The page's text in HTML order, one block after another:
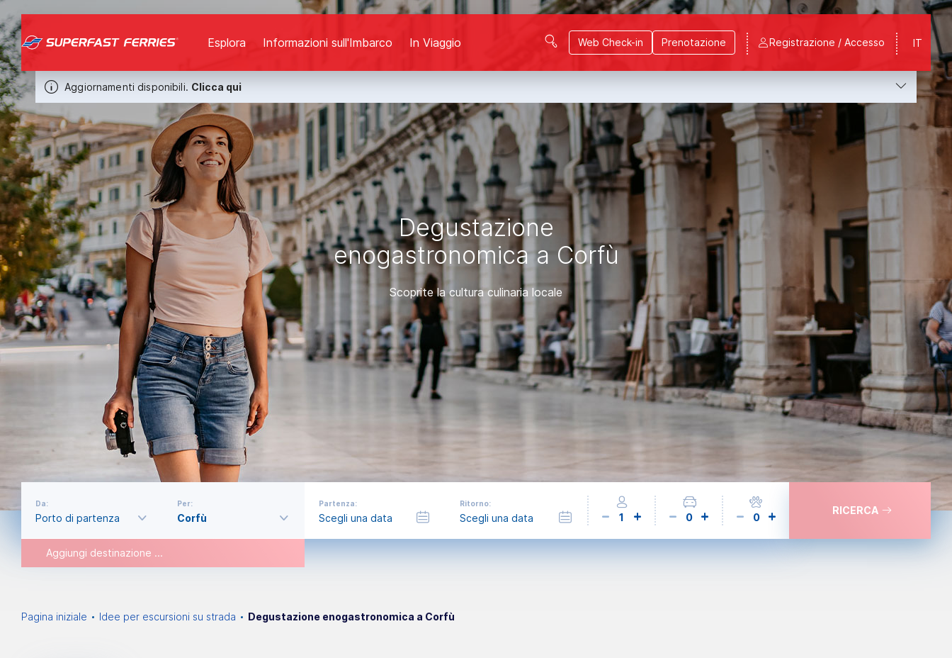
Aggiornamenti disponibili. Clicca qui
Esplora Informazioni sull'Imbarco In Viaggio Web Check-in Prenotazione IT
Registrazione / Accesso
Degustazione
enogastronomica a Corfù
Scoprite la cultura culinaria locale
Da: Per: Partenza: Ritorno:
Aggiungi destinazione ...
1 0 0
RICERCA
Pagina iniziale Idee per escursioni su strada Degustazione enogastronomica a Corfù